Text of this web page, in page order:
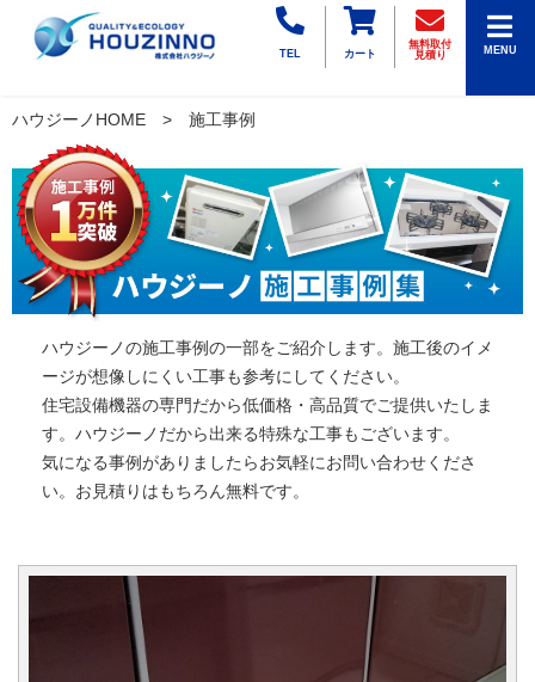
TEL カート
無料取付
見積り
MENU
ハウジーノHOME 施工事例
ハウジーノの施工事例の一部をご紹介します。施工後のイメ
ージが想像しにくい工事も参考にしてください。
住宅設備機器の専門だから低価格・高品質でご提供いたしま
す。ハウジーノだから出来る特殊な工事もございます。
気になる事例がありましたらお気軽にお問い合わせくださ
い。お見積りはもちろん無料です。